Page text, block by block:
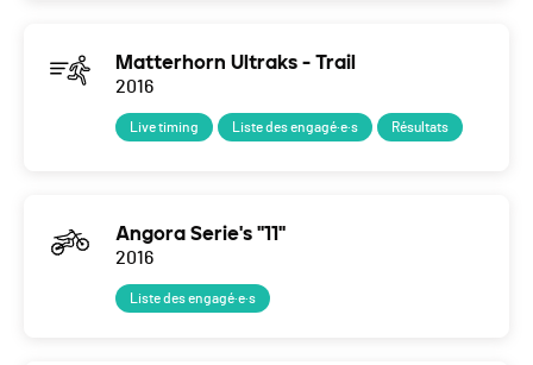
Matterhorn Ultraks - Trail
2016
Live timing Liste des engagé·e·s Résultats
Angora Serie's "11"
2016
Liste des engagé·e·s